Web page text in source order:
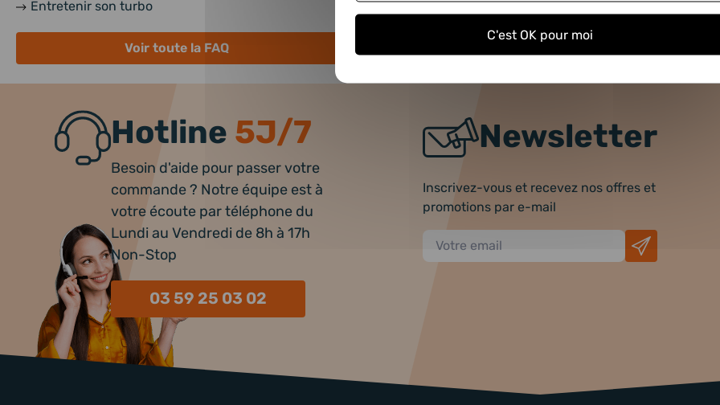
Entretenir son turbo
Voir toute la FAQ
Hotline 5J/7
Besoin d'aide pour passer votre
commande ? Notre équipe est à
votre écoute par téléphone du
Lundi au Vendredi de 8h à 17h
Non-Stop
03 59 25 03 02
Newsletter
Inscrivez-vous et recevez nos offres et
promotions par e-mail
C'est OK pour moi